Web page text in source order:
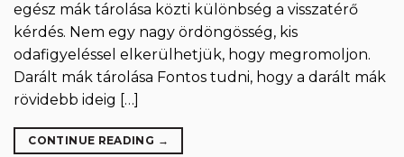
egész mák tárolása közti különbség a visszatérő
kérdés. Nem egy nagy ördöngösség, kis
odafigyeléssel elkerülhetjük, hogy megromoljon.
Darált mák tárolása Fontos tudni, hogy a darált mák
rövidebb ideig […]
CONTINUE READING →